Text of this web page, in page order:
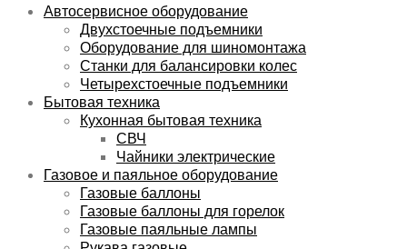
Автосервисное оборудование
Двухстоечные подъемники
Оборудование для шиномонтажа
Станки для балансировки колес
Четырехстоечные подъемники
Бытовая техника
Кухонная бытовая техника
СВЧ
Чайники электрические
Газовое и паяльное оборудование
Газовые баллоны
Газовые баллоны для горелок
Газовые паяльные лампы